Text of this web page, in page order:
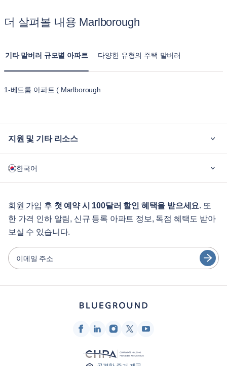
더 살펴볼 내용 Marlborough
기타 말버러 규모별 아파트 다양한 유형의 주택 말버러
1-베드룸 아파트 ( Marlborough
지원 및 기타 리소스
기업용
게스트 서비스
도시 가이드
파트너
가구 렌탈 사업자
한국어
English
Português
Español
회원 가입 후 첫 예약 시 100달러 할인 혜택을 받으세요. 또
한 가격 인하 알림, 신규 등록 아파트 정보, 독점 혜택도 받아
보실 수 있습니다.
이메일 주소